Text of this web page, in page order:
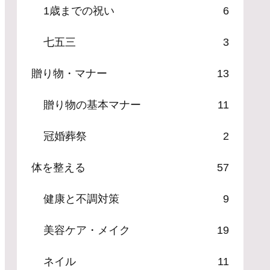
1歳までの祝い 6
七五三 3
贈り物・マナー 13
贈り物の基本マナー 11
冠婚葬祭 2
体を整える 57
健康と不調対策 9
美容ケア・メイク 19
ネイル 11